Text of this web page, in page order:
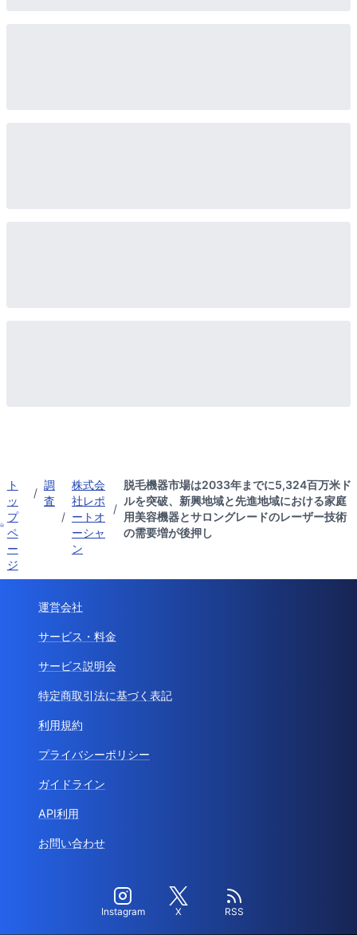
ト
ッ
プ
ペ
ー
ジ
/
調
査
/
株式会
社レポ
ートオ
ーシャ
ン
/
脱毛機器市場は2033年までに5,324百万米ド
ルを突破、新興地域と先進地域における家庭
用美容機器とサロングレードのレーザー技術
の需要増が後押し
運営会社
サービス・料金
サービス説明会
特定商取引法に基づく表記
利用規約
プライバシーポリシー
ガイドライン
API利用
お問い合わせ
Instagram X RSS